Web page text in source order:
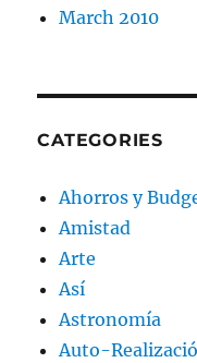
March 2010
CATEGORIES
Ahorros y
Amistad
Arte
Así
Astronomía
Auto-